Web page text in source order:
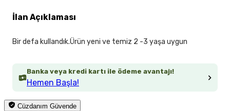
Banka veya kredi kartı ile ödeme avantajı!
Hemen Başla!
Cüzdanım Güvende
İlan Açıklaması
Bir defa kullandık.Ürün yeni ve temiz 2 -3 yaşa uygun